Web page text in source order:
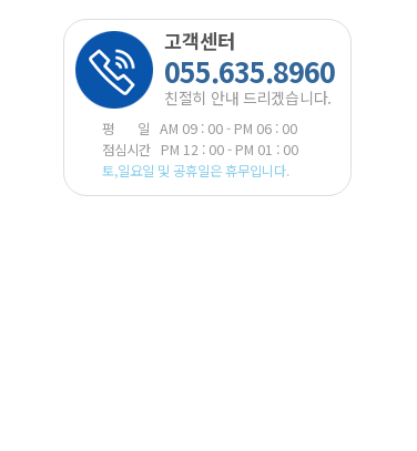
고객센터
055.635.8960
친절히 안내 드리겠습니다.
평 일 AM 09 : 00 - PM 06 : 00
점심시간 PM 12 : 00 - PM 01 : 00
토,일요일 및 공휴일은 휴무입니다.